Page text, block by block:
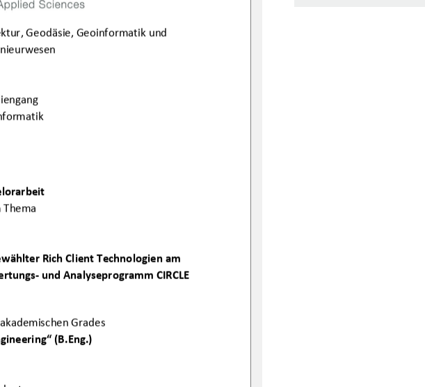
Geodäsie, Geoinformatik und
Thema
Rich Client Technologien am
und Analyseprogramm CIRCLE
Grades
“ (B.Eng.)